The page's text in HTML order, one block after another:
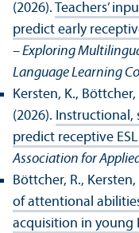
(2026). Teachers’
predict early
– Exploring
Language Learning
Kersten, K.,
(2026). Instructional,
predict receptive
Association for
Böttcher, R.,
of attentional
acquisition in young